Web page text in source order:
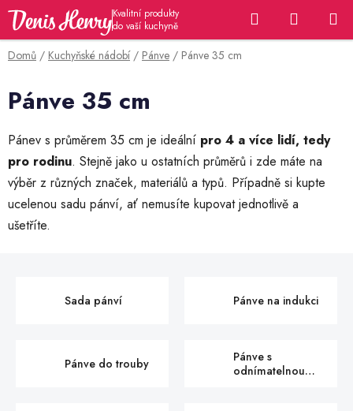
Přejít
obsah
Hledat
KOŠÍK
Domů / Kuchyňské nádobí / Pánve / Pánve 35 cm
Pánve 35 cm
Pánev s průměrem 35 cm je ideální pro 4 a více lidí, tedy
pro rodinu. Stejně jako u ostatních průměrů i zde máte na
výběr z různých značek, materiálů a typů. Případně si kupte
ucelenou sadu pánví, ať nemusíte kupovat jednotlivě a
ušetříte.
Sada pánví Pánve na indukci
Pánve do trouby
Pánve s
odnímatelnou